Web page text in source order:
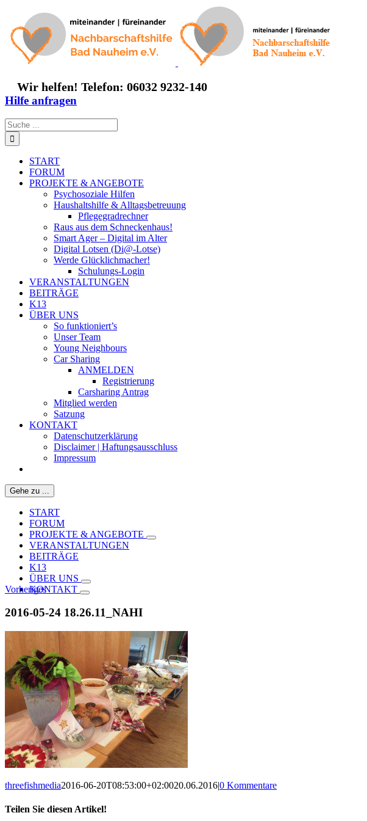
springen
Wir helfen! Telefon: 06032 9232-140
Hilfe anfragen
Suche
nach:
START
FORUM
PROJEKTE & ANGEBOTE
Psychosoziale Hilfen
Haushaltshilfe & Alltagsbetreuung
Pflegegradrechner
Raus aus dem Schneckenhaus!
Smart Ager – Digital im Alter
Digital Lotsen (Di@-Lotse)
Werde Glücklichmacher!
Schulungs-Login
VERANSTALTUNGEN
BEITRÄGE
K13
ÜBER UNS
So funktioniert’s
Unser Team
Young Neighbours
Car Sharing
ANMELDEN
Registrierung
Carsharing Antrag
Mitglied werden
Satzung
KONTAKT
Datenschutzerklärung
Disclaimer | Haftungsausschluss
Impressum
Gehe zu ...
START
FORUM
PROJEKTE & ANGEBOTE
VERANSTALTUNGEN
BEITRÄGE
K13
ÜBER UNS
KONTAKT
Vorheriges
2016-05-24 18.26.11_NAHI
threefishmedia2016-06-20T08:53:00+02:0020.06.2016|0 Kommentare
Teilen Sie diesen Artikel!